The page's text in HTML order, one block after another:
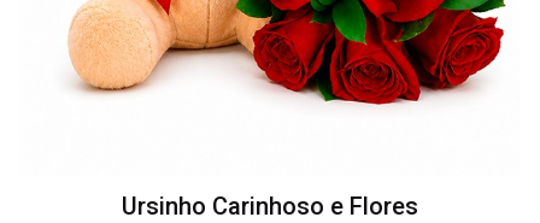
Ursinho Carinhoso e Flores